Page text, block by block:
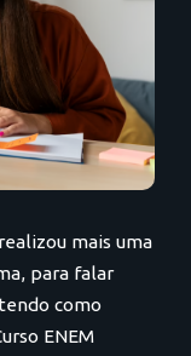
mais uma
para falar
como
ENEM